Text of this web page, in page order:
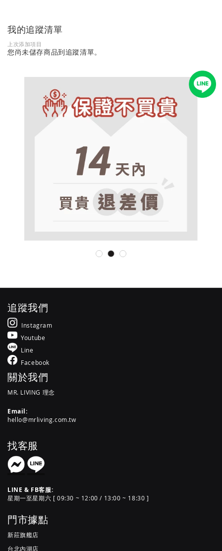
我的追蹤清單
上次添加項目
您尚未儲存商品到追蹤清單。
追蹤我們
Instagram
Youtube
Line
Facebook
關於我們
MR. LIVING 理念
Email:
hello@mrliving.com.tw
找客服
LINE & FB客服:
星期一至星期六 [ 09:30 ~ 12:00 / 13:00 ~ 18:30 ]
門市據點
新莊旗艦店
台北內湖店